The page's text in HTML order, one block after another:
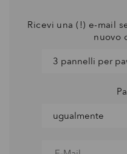
Ricevi una (!) e-mail
nuovo